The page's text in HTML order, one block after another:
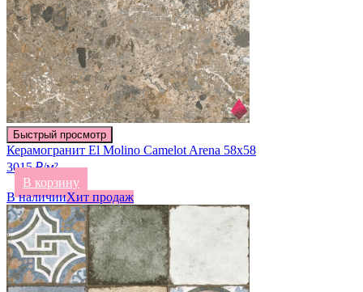
Быстрый просмотр
Керамогранит El Molino Camelot Arena 58х58
3015 ₽/м²
В корзину
В наличииХит продаж